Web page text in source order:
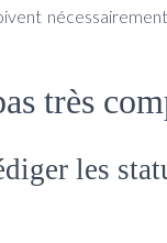
très
les